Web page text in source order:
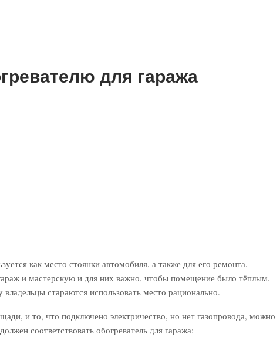
для гаража
как место стоянки автомобиля, а также для его ремонта.
и мастерскую и для них важно, чтобы помещение было тёплым.
стараются использовать место рационально.
и то, что подключено электричество, но нет газопровода, можно
соответствовать обогреватель для гаража: